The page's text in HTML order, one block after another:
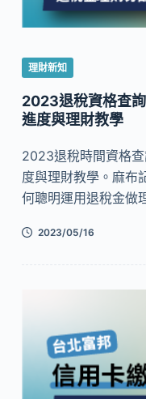
理財新知
2023退稅資格查
進度與理財教學
2023退稅時間資格
度與理財教學。麻布
何聰明運用退稅金做
2023/05/16